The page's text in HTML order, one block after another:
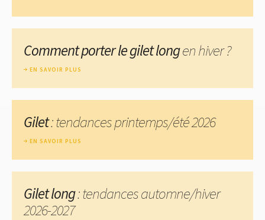
Comment porter le gilet longen hiver ?
EN SAVOIR PLUS
Gilet: tendances printemps/été 2026
EN SAVOIR PLUS
Gilet long: tendances automne/hiver
2026-2027